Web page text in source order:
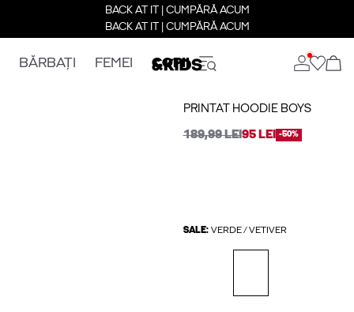
BACK AT IT | CUMPĂRĂ ACUM
BACK AT IT | CUMPĂRĂ ACUM
BĂRBAȚI FEMEI COPII
PRINTAT HOODIE BOYS
189,99 LEI95 LEI -50%
SALE: VERDE / VETIVER